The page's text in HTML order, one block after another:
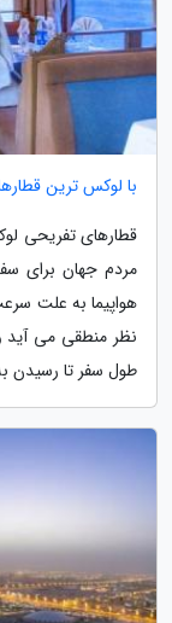
با لوکس ترین
قطارهای تفریحی
مردم جهان برای
هواپیما به علت
نظر منطقی می آید
طول سفر تا رسیدن